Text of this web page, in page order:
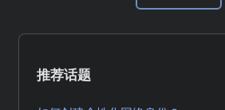
推荐话题